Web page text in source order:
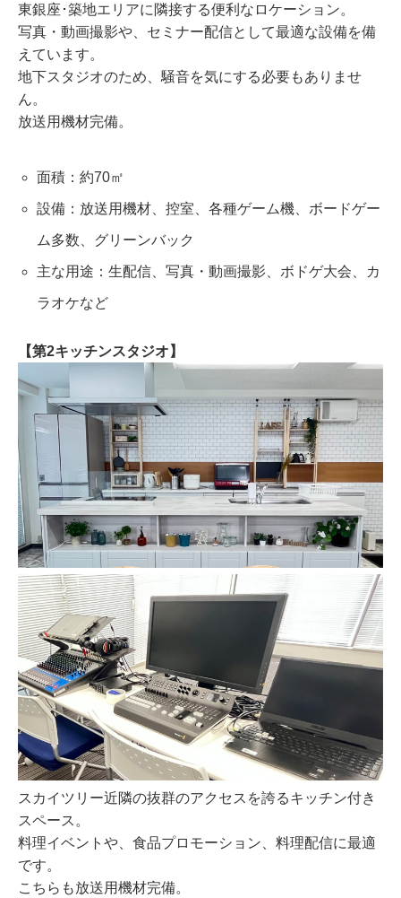
東銀座･築地エリアに隣接する便利なロケーション。
写真・動画撮影や、セミナー配信として最適な設備を備
えています。
地下スタジオのため、騒音を気にする必要もありませ
ん。
放送用機材完備。
面積：約70㎡
設備：放送用機材、控室、各種ゲーム機、ボードゲー
ム多数、グリーンバック
主な用途：生配信、写真・動画撮影、ボドゲ大会、カ
ラオケなど
【第2キッチンスタジオ】
スカイツリー近隣の抜群のアクセスを誇るキッチン付き
スペース。
料理イベントや、食品プロモーション、料理配信に最適
です。
こちらも放送用機材完備。